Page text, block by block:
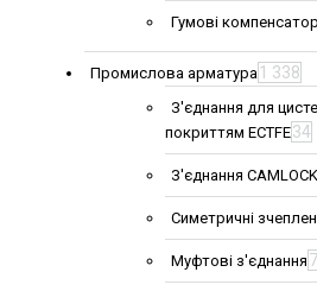
Гумові
Промислова арматура 1 338
З'єднання для
покриттям ECTFE34
З'єднання
Симетричні
Муфтові з'єднання